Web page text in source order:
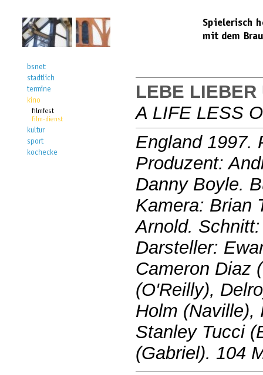
LEBE LIEBER
A LIFE LESS
England 1997.
Produzent:
Danny Boyle.
Kamera: Brian
Arnold.
Darsteller:
Cameron Diaz
(O'Reilly),
Holm (Naville),
Stanley Tucci
(Gabriel). 104